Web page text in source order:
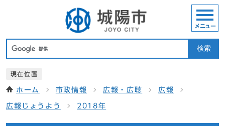
検索
メニュー
現在位置
ホーム 市政情報 広報・広聴 広報
広報じょうよう 2018年